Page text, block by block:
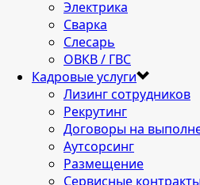
Электрика
Сварка
Слесарь
ОВКВ / ГВС
Кадровые услуги
Лизинг сотрудников
Рекрутинг
Договоры на
Аутсорсинг
Размещение
Сервисные